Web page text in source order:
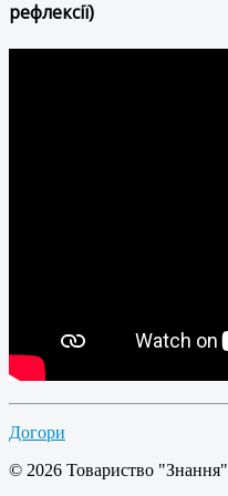
рефлексії)
Догори
© 2026 Товариство "Знання"